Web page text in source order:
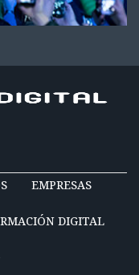
EMPRESAS
DIGITAL